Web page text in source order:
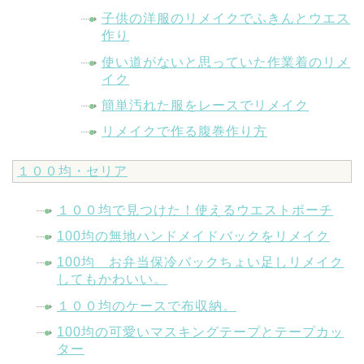
子供の洋服のリメイクでふきんとウエス
作り
使い道がないと思っていた作業着のリメ
イク
簡単汚れた服をレースでリメイク
リメイクで作る腹巻作り方
１００均・セリア
１００均で見つけた！使えるウエストポーチ
100均の無地ハンドメイドバックをリメイク
100均 お弁当保冷バックちょい足しリメイク
してもかわいい。
１００均のケースで布収納。
100均の可愛いマスキングテープとテープカッ
ター